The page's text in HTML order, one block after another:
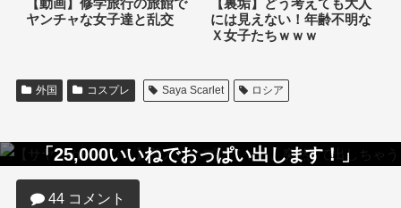
【動画】修学旅行の旅館で
ヤンチャな女子達と乱交
【裏垢】どう考えても大人
には見えない！年齢不明な
Ｘ女子たちｗｗｗ
外国 コスプレ Saya Scarlet ロシア
「25,000いいねでおっぱい出します！」
…結果ｗｗｗｗ
44 コメント